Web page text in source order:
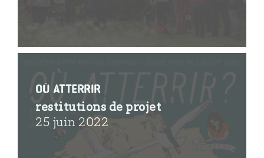
Où Atterrir
restitutions de projet
25 juin 2022